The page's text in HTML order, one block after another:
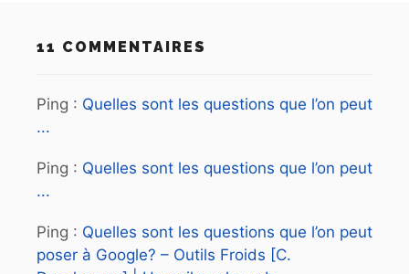
11 COMMENTAIRES
Ping : Quelles sont les questions que l’on peut
...
Ping : Quelles sont les questions que l’on peut
...
Ping : Quelles sont les questions que l’on peut
poser à Google? – Outils Froids [C.